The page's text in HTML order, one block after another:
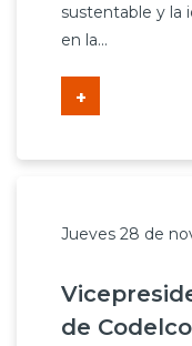
sustentable y la
en la...
+
Jueves 28 de
de